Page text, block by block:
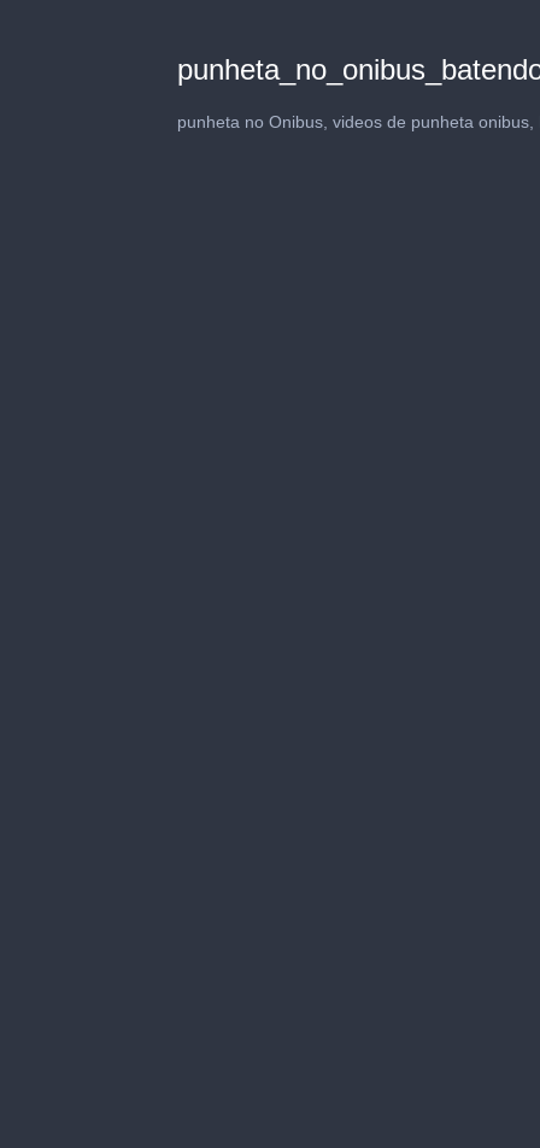
punheta no Onibus, videos de punheta